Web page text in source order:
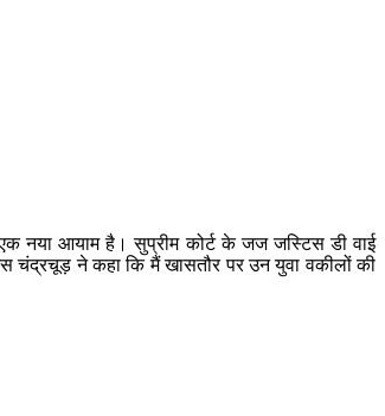
नया आयाम है। सुप्रीम कोर्ट के जज जस्टिस डी वाई
चंद्रचूड़ ने कहा कि मैं खासतौर पर उन युवा वकीलों की